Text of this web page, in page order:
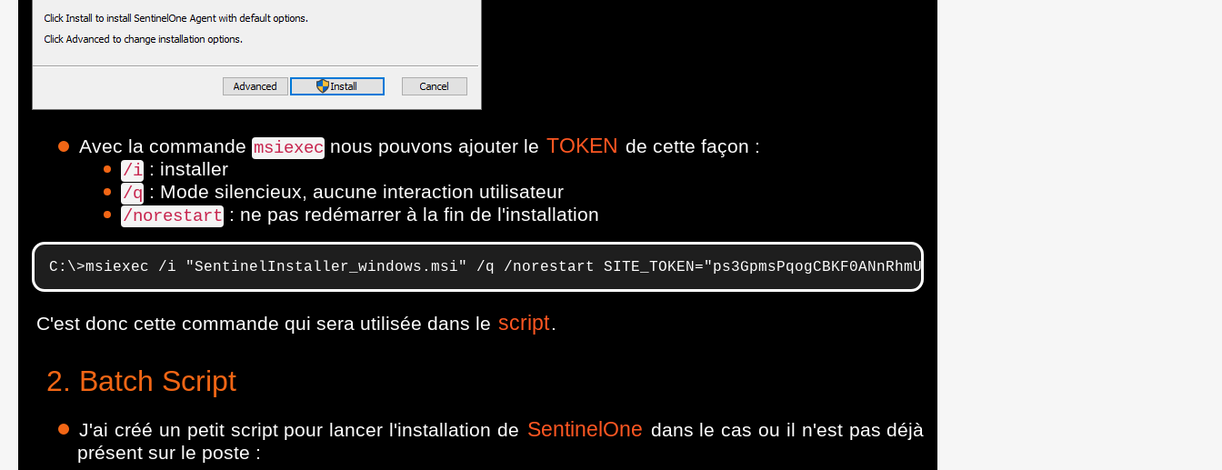
Avec la commandemsiexecnous pouvons ajouter le TOKEN de cette façon :
/i: installer
/q: Mode silencieux, aucune interaction utilisateur
/norestart: ne pas redémarrer à la fin de l'installation
C:\>msiexec /i "SentinelInstaller_windows.msi" /q /norestart
C'est donc cette commande qui sera utilisée dans le script.
Batch Script
J'ai créé un petit script pour lancer l'installation de SentinelOne dans le cas ou il n'est pas déjà
présent sur le poste :